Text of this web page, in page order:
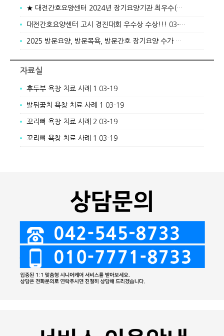
★ 대전간호요양센터 2024년 장기요양기관 최우수(A)기관 선정 ★
대전간호요양센터 고시 경진대회 우수상 수상!!! 03-19
2025 방문요양, 방문목욕, 방문간호 장기요양 수가 안내
자료실
후두부 욕창 치료 사례 1 03-19
발뒤꿈치 욕창 치료 사례 1 03-19
꼬리뼈 욕창 치료 사례 2 03-19
꼬리뼈 욕창 치료 사례 1 03-19